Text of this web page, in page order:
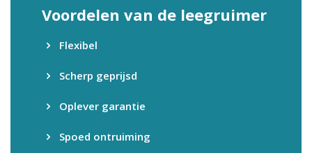
Voordelen van de leegruimer
Flexibel
Scherp geprijsd
Oplever garantie
Spoed ontruiming